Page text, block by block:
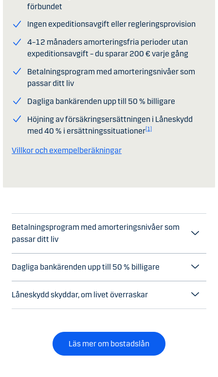
förbundet
Ingen expeditionsavgift eller regleringsprovision
4–12 månaders amorteringsfria perioder utan
expeditionsavgift – du sparar 200 € varje gång
Betalningsprogram med amorteringsnivåer som
passar ditt liv
Dagliga bankärenden upp till 50 % billigare
Höjning av försäkringsersättningen i Låneskydd
med 40 % i ersättningssituationer[1]
Villkor och exempelberäkningar
Betalningsprogram med amorteringsnivåer som
passar ditt liv
Dagliga bankärenden upp till 50 % billigare
Låneskydd skyddar, om livet överraskar
Läs mer om bostadslån